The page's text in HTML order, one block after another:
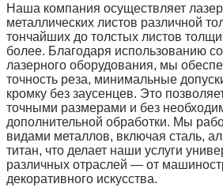
Наша компания осуществляет
металлических листов различной
тончайших до толстых листов
более. Благодаря использованию
лазерного оборудования, мы
точность реза, минимальные
кромку без заусенцев. Это
точными размерами и без
дополнительной обработки. Мы
видами металлов, включая сталь,
титан, что делает наши услуги
различных отраслей — от
декоративного искусства.